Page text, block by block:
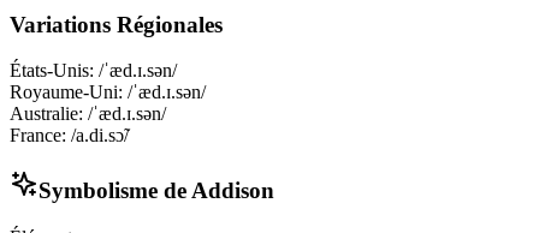
Variations Régionales
États-Unis: /ˈæd.ɪ.sən/
Royaume-Uni: /ˈæd.ɪ.sən/
Australie: /ˈæd.ɪ.sən/
France: /a.di.sɔ̃/
Symbolisme de Addison